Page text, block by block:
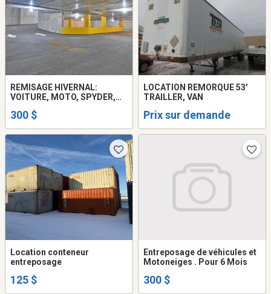
REMISAGE HIVERNAL:
VOITURE, MOTO, SPYDER,
300 $
LOCATION REMORQUE 53'
TRAILLER, VAN
Prix sur demande
Location conteneur
entreposage
125 $
Entreposage de véhicules et
Motoneiges . Pour 6 Mois
300 $